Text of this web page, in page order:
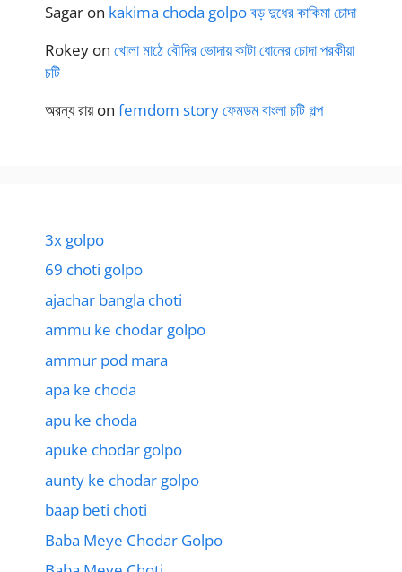
Sagar on kakima choda golpo বড় দুধের কাকিমা চোদা
Rokey on খোলা মাঠে বৌদির ভোদায় কাটা ধোনের চোদা পরকীয়া
চটি
অরন্য রায়on femdom story ফেমডম বাংলা চটি গল্প
3x golpo
69 choti golpo
ajachar bangla choti
ammu ke chodar golpo
ammur pod mara
apa ke choda
apu ke choda
apuke chodar golpo
aunty ke chodar golpo
baap beti choti
Baba Meye Chodar Golpo